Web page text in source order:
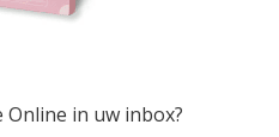
in uw inbox?